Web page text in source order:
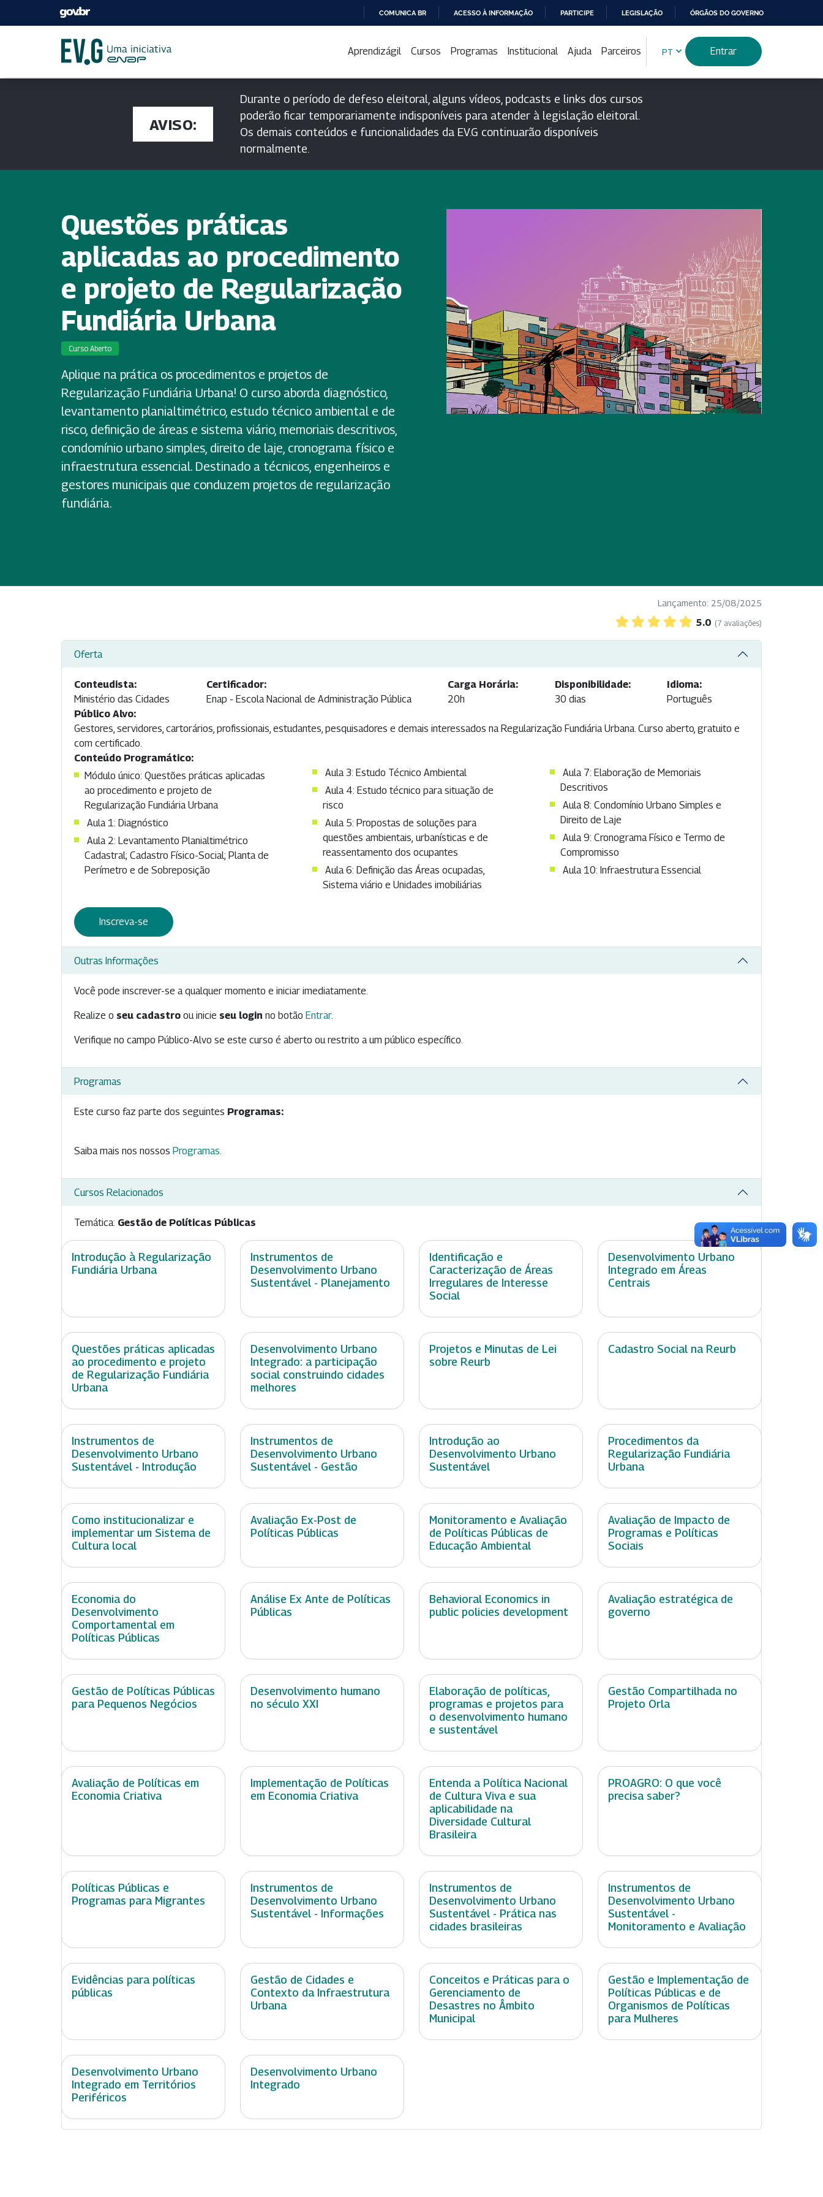
PARA
CONTEÚDO
COMUNICA BR ACESSO À INFORMAÇÃO PARTICIPE LEGISLAÇÃO ÓRGÃOS DO GOVERNO
Aprendizágil Cursos Programas Institucional Ajuda Parceiros PT Entrar
AVISO:
Durante o período de defeso eleitoral, alguns vídeos, podcasts e links dos cursos
poderão ficar temporariamente indisponíveis para atender à legislação eleitoral.
Os demais conteúdos e funcionalidades da EV.G continuarão disponíveis
normalmente.
Questões práticas
aplicadas ao procedimento
e projeto de Regularização
Fundiária Urbana
Curso Aberto
Aplique na prática os procedimentos e projetos de
Regularização Fundiária Urbana! O curso aborda diagnóstico,
levantamento planialtimétrico, estudo técnico ambiental e de
risco, definição de áreas e sistema viário, memoriais descritivos,
condomínio urbano simples, direito de laje, cronograma físico e
infraestrutura essencial. Destinado a técnicos, engenheiros e
gestores municipais que conduzem projetos de regularização
fundiária.
Lançamento: 25/08/2025
5.0 (7 avaliações)
Oferta
Conteudista:
Ministério das Cidades
Certificador:
Enap - Escola Nacional de Administração Pública
Carga Horária:
20h
Disponibilidade:
30 dias
Idioma:
Português
Público Alvo:
Gestores, servidores, cartorários, profissionais, estudantes, pesquisadores e demais interessados na Regularização Fundiária Urbana. Curso aberto, gratuito e
com certificado.
Conteúdo Programático:
Módulo único: Questões práticas aplicadas
ao procedimento e projeto de
Regularização Fundiária Urbana
Aula 1: Diagnóstico
Aula 2: Levantamento Planialtimétrico
Cadastral; Cadastro Físico-Social; Planta de
Perímetro e de Sobreposição​
Aula 3: Estudo Técnico Ambiental​
Aula 4: Estudo técnico para situação de
risco
Aula 5: Propostas de soluções para
questões ambientais, urbanísticas e de
reassentamento dos ocupantes​
Aula 6: Definição das Áreas ocupadas,
Sistema viário e Unidades imobiliárias​
​Aula 7: Elaboração de Memoriais
Descritivos​
Aula 8: Condomínio Urbano Simples e
Direito de Laje​
​Aula 9: Cronograma Físico e Termo de
Compromisso​
Aula 10: Infraestrutura Essencial
Inscreva-se
Outras Informações
Você pode inscrever-se a qualquer momento e iniciar imediatamente.
Realize o seu cadastro ou inicie seu login no botão Entrar.
Verifique no campo Público-Alvo se este curso é aberto ou restrito a um público específico.
Programas
Este curso faz parte dos seguintes Programas:
Saiba mais nos nossos Programas.
Cursos Relacionados
Temática: Gestão de Políticas Públicas
Introdução à Regularização
Fundiária Urbana
Instrumentos de
Desenvolvimento Urbano
Sustentável - Planejamento
Identificação e
Caracterização de Áreas
Irregulares de Interesse
Social
Desenvolvimento Urbano
Integrado em Áreas
Centrais
Questões práticas aplicadas
ao procedimento e projeto
de Regularização Fundiária
Urbana
Desenvolvimento Urbano
Integrado: a participação
social construindo cidades
melhores
Projetos e Minutas de Lei
sobre Reurb
Cadastro Social na Reurb
Instrumentos de
Desenvolvimento Urbano
Sustentável - Introdução
Instrumentos de
Desenvolvimento Urbano
Sustentável - Gestão
Introdução ao
Desenvolvimento Urbano
Sustentável
Procedimentos da
Regularização Fundiária
Urbana
Como institucionalizar e
implementar um Sistema de
Cultura local
Avaliação Ex-Post de
Políticas Públicas
Monitoramento e Avaliação
de Políticas Públicas de
Educação Ambiental
Avaliação de Impacto de
Programas e Políticas
Sociais
Economia do
Desenvolvimento
Comportamental em
Políticas Públicas
Análise Ex Ante de Políticas
Públicas
Behavioral Economics in
public policies development
Avaliação estratégica de
governo
Gestão de Políticas Públicas
para Pequenos Negócios
Desenvolvimento humano
no século XXI
Elaboração de políticas,
programas e projetos para
o desenvolvimento humano
e sustentável
Gestão Compartilhada no
Projeto Orla
Avaliação de Políticas em
Economia Criativa
Implementação de Políticas
em Economia Criativa
Entenda a Política Nacional
de Cultura Viva e sua
aplicabilidade na
Diversidade Cultural
Brasileira
PROAGRO: O que você
precisa saber?
Políticas Públicas e
Programas para Migrantes
Instrumentos de
Desenvolvimento Urbano
Sustentável - Informações
Instrumentos de
Desenvolvimento Urbano
Sustentável - Prática nas
cidades brasileiras
Instrumentos de
Desenvolvimento Urbano
Sustentável -
Monitoramento e Avaliação
Evidências para políticas
públicas
Gestão de Cidades e
Contexto da Infraestrutura
Urbana
Conceitos e Práticas para o
Gerenciamento de
Desastres no Âmbito
Municipal
Gestão e Implementação de
Políticas Públicas e de
Organismos de Políticas
para Mulheres
Desenvolvimento Urbano
Integrado em Territórios
Periféricos
Desenvolvimento Urbano
Integrado